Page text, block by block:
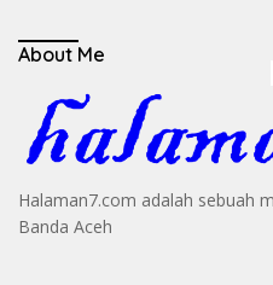
About Me
Halaman7.com adalah sebuah
Banda Aceh